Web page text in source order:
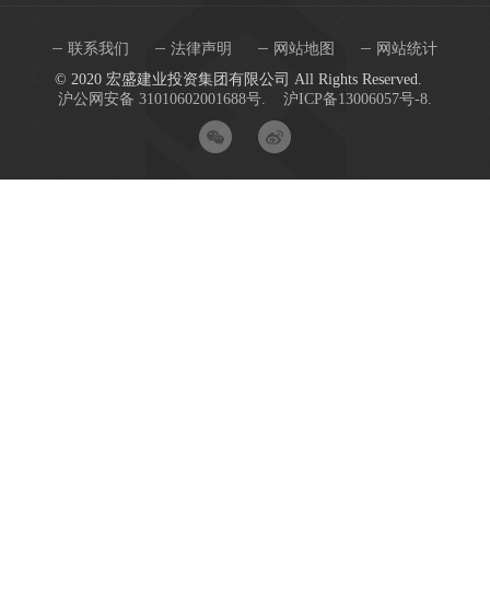
联系我们 法律声明 网站地图
网站统计
© 2020 宏盛建业投资集团有限公司 All Rights Reserved.
沪公网安备 31010602001688号.
沪ICP备13006057号-8.